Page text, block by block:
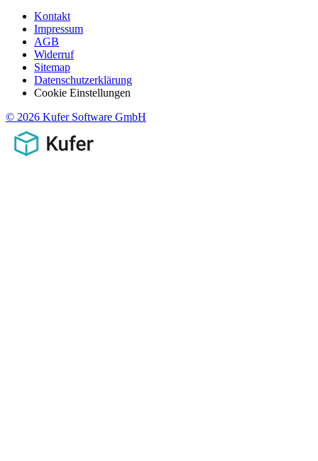
Kontakt
Impressum
AGB
Widerruf
Sitemap
Datenschutzerklärung
Cookie Einstellungen
© 2026 Kufer Software GmbH